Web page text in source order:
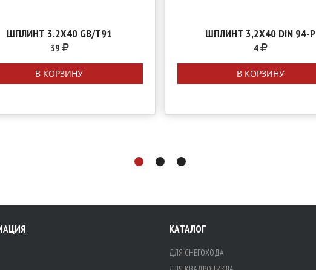
ШПЛИНТ 3.2Х40 GB/T91
39
В КОРЗИНУ
ШПЛИНТ 3,2Х40 DIN 94-P
4
В КОРЗИНУ
КАТАЛОГ
ДЛЯ СНЕГОХОДА